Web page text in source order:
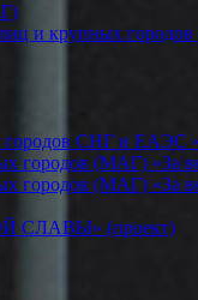
и крупных
СНГ и ЕАЭС
(МАГ) «За
(МАГ) «За
(проект)